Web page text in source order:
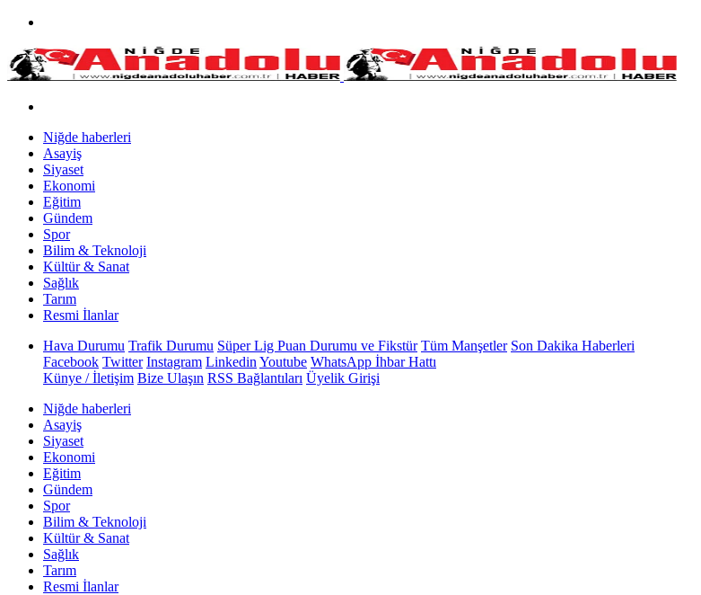
Niğde haberleri
Asayiş
Siyaset
Ekonomi
Eğitim
Gündem
Spor
Bilim & Teknoloji
Kültür & Sanat
Sağlık
Tarım
Resmi İlanlar
Hava Durumu Trafik Durumu Süper Lig Puan Durumu ve Fikstür Tüm Manşetler Son Dakika Haberleri
Facebook Twitter Instagram Linkedin Youtube WhatsApp İhbar Hattı
Künye / İletişim Bize Ulaşın RSS Bağlantıları Üyelik Girişi
Niğde haberleri
Asayiş
Siyaset
Ekonomi
Eğitim
Gündem
Spor
Bilim & Teknoloji
Kültür & Sanat
Sağlık
Tarım
Resmi İlanlar